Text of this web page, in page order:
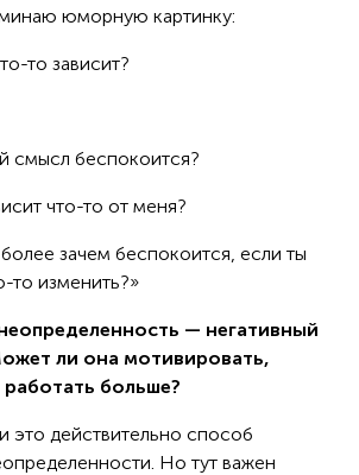
юморную картинку:
то зависит?
смысл беспокоится?
что-то от меня?
зачем беспокоится, если ты
то изменить?»
— негативный
ли она мотивировать,
больше?
это действительно способ
Но тут важен